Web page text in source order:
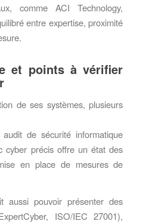
comme ACI Technology,
entre expertise, proximité
et points à vérifier
de ses systèmes, plusieurs
de sécurité informatique
cyber précis offre un état des
en place de mesures de
aussi pouvoir présenter des
ISO/IEC 27001),